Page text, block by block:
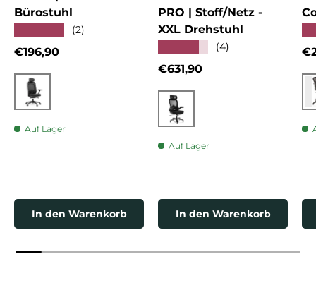
Bürostuhl
(2)
Normaler Preis
€196,90
Schwarz
Auf Lager
In den Warenkorb
PRO | Stoff/Netz -
XXL Drehstuhl
(4)
Normaler Preis
€631,90
Schwarz
Auf Lager
In den Warenkorb